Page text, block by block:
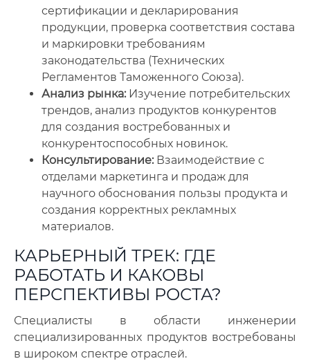
сертификации и декларирования
продукции, проверка соответствия состава
и маркировки требованиям
законодательства (Технических
Регламентов Таможенного Союза).
Анализ рынка:Изучение потребительских
трендов, анализ продуктов конкурентов
для создания востребованных и
конкурентоспособных новинок.
Консультирование:Взаимодействие с
отделами маркетинга и продаж для
научного обоснования пользы продукта и
создания корректных рекламных
материалов.
КАРЬЕРНЫЙ ТРЕК: ГДЕ
РАБОТАТЬ И КАКОВЫ
ПЕРСПЕКТИВЫ РОСТА?
Специалисты в области инженерии
специализированных продуктов востребованы
в широком спектре отраслей.